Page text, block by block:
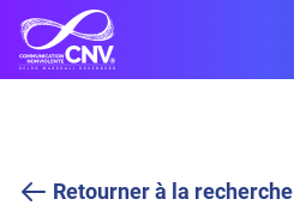
Retourner à la recherche